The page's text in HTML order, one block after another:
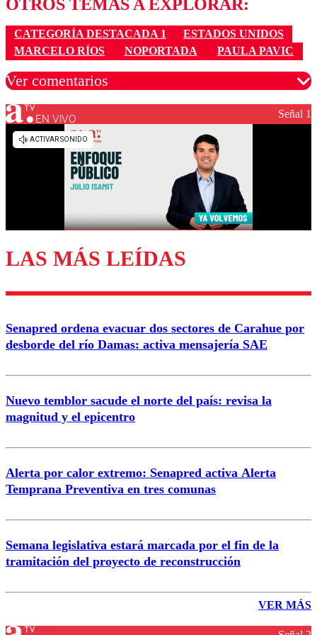
OTROS TEMAS A EXPLORAR:
CATEGORÍA DESTACADA 1
ESTADOS UNIDOS
MARCELO RÍOS
NOPORTADA PAULA PAVIC
Ver comentarios
Los comentarios son moderados para garantizar un
diálogo respetuoso.
Enviar comentario
EN VIVO Señal 1
LAS MÁS LEÍDAS
Senapred ordena evacuar dos sectores de Carahue por
desborde del río Damas: activa mensajería SAE
Nuevo temblor sacude el norte del país: revisa la
magnitud y el epicentro
Alerta por calor extremo: Senapred activa Alerta
Temprana Preventiva en tres comunas
Semana legislativa estará marcada por el fin de la
tramitación del proyecto de reconstrucción
VER MÁS